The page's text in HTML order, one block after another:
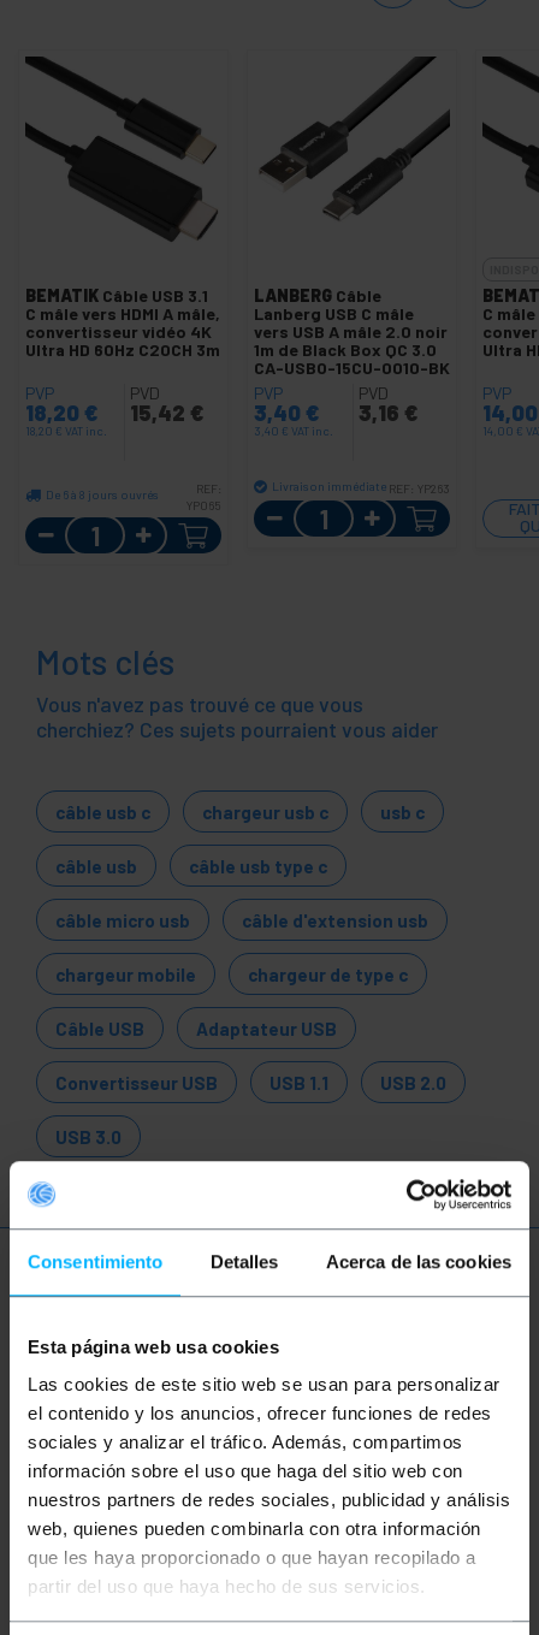
Consentimiento Detalles Acerca de las cookies
Esta página web usa cookies
Las cookies de este sitio web se usan para personalizar
el contenido y los anuncios, ofrecer funciones de redes
sociales y analizar el tráfico. Además, compartimos
información sobre el uso que haga del sitio web con
nuestros partners de redes sociales, publicidad y análisis
web, quienes pueden combinarla con otra información
que les haya proporcionado o que hayan recopilado a
partir del uso que haya hecho de sus servicios.
BEMATIK Câble USB 3.1
C mâle vers HDMI A mâle,
convertisseur vidéo 4K
Ultra HD 60Hz C20CH 3m
PVP
18,20 €
18,20 € VAT inc.
PVD
15,42 €
De 6 à 8 jours ouvrés
REF:
YP065
Quantité
LANBERG Câble
Lanberg USB C mâle
vers USB A mâle 2.0 noir
1m de Black Box QC 3.0
CA-USBO-15CU-0010-BK
PVP
3,40 €
3,40 € VAT inc.
PVD
3,16 €
Livraison immédiate REF: YP263
Quantité
C
Ultra
PVP
14,00 €
Mots clés
Vous n'avez pas trouvé ce que vous
cherchiez? Ces sujets pourraient vous aider
câble usb c chargeur usb c usb c
câble usb câble usb type c
câble micro usb câble d'extension usb
chargeur mobile chargeur de type c
Câble USB Adaptateur USB
Convertisseur USB USB 1.1 USB 2.0
USB 3.0
Plus d'informations
Description
Câble USB qui a à une extrémité un connecteur mâle
USB type C 3.0 et, à l'autre extrémité, un connecteur
mâle USB type B 2.0. Câble USB 3.0 prenant en
charge une vitesse de transmission allant jusqu'à 5
Gbit / s. Le connecteur 3.0 est réversible double face
(la position d'insertion n'a pas d'importance).
Fonction USB Power Delivery qui permet la
transmission de l'énergie électrique via le câble (par